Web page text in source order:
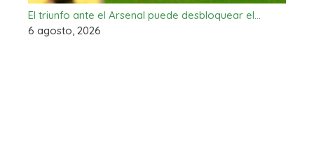
El triunfo ante el Arsenal puede desbloquear el…
6 agosto, 2026